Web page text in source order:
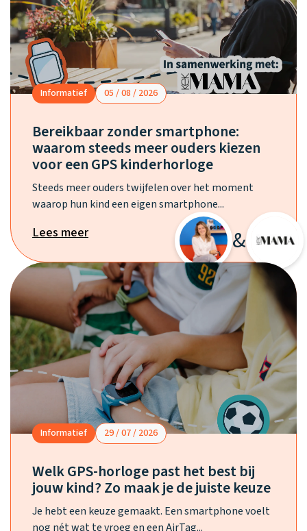
Tweedekans
horloges
Ontdek alle
horloges
Kies je eigen
kleur, naam en
icoon en maak
je horloge
helemaal van
jou.
Handleiding
Recensies
Werken bij
Stichting
Jarige Job
Informatief 05 / 08 / 2026
Bereikbaar zonder smartphone:
waarom steeds meer ouders kiezen
voor een GPS kinderhorloge
Steeds meer ouders twijfelen over het moment
waarop hun kind een eigen smartphone...
Lees meer &
Informatief 29 / 07 / 2026
Welk GPS-horloge past het best bij
jouw kind? Zo maak je de juiste keuze
Je hebt een keuze gemaakt. Een smartphone voelt
nog nét wat te vroeg en een AirTag...